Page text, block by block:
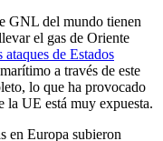
GNL del mundo tienen
el gas de Oriente
ataques de Estados
a través de este
lo que ha provocado
la UE está muy expuesta.
en Europa subieron